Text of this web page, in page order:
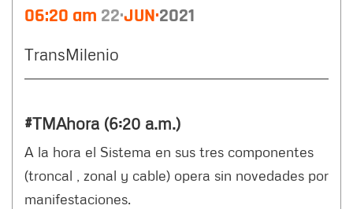
06:20 am 22 JUN 2021
TransMilenio
#TMAhora (6:20 a.m.)
A la hora el Sistema en sus tres componentes
(troncal , zonal y cable) opera sin novedades por
manifestaciones.